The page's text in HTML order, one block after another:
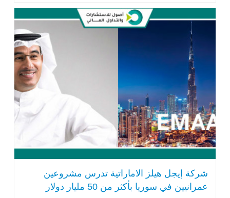
شركة إيجل هيلز الاماراتية تدرس مشروعين
عمرانيين في سوريا بأكثر من 50 مليار دولار